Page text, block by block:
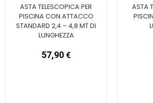
ASTA TELESCOPICA PER
PISCINA CON ATTACCO
STANDARD 2,4 – 4,8 MT DI
LUNGHEZZA
57,90 €
ASTA